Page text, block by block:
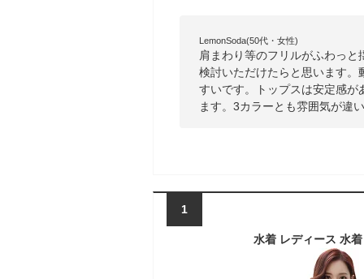
LemonSoda(50代・女性)
肩まわり等のフリルがふわっ
検討いただけたらと思います
すいです。トップスは安定感
ます。3カラーとも雰囲気が違
1